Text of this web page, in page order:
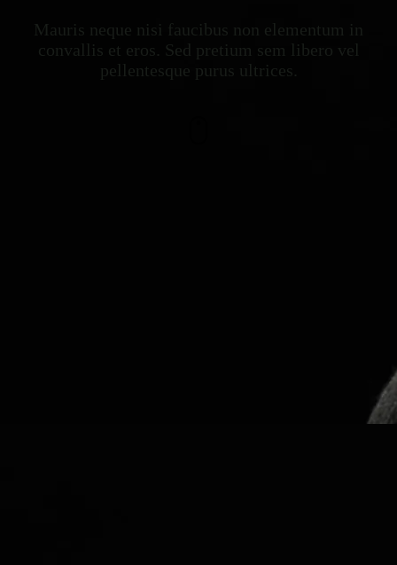
Mauris neque nisi faucibus non elementum in
convallis et eros. Sed pretium sem libero vel
pellentesque purus ultrices.